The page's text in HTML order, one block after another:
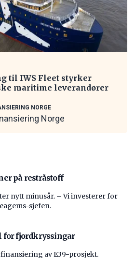
til IWS Fleet styrker
maritime leverandører
NORGE
Norge
på restråstoff
nytt minusår. – Vi investerer for
sjefen.
for fjordkryssingar
av E39-prosjekt.